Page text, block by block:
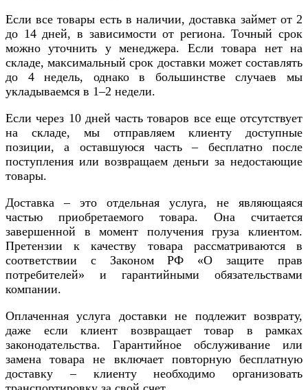
Если все товары есть в наличии, доставка займет от 2
до 14 дней, в зависимости от региона. Точный срок
можно уточнить у менеджера. Если товара нет на
складе, максимальный срок доставки может составлять
до 4 недель, однако в большинстве случаев мы
укладываемся в 1–2 недели.
Если через 10 дней часть товаров все еще отсутствует
на складе, мы отправляем клиенту доступные
позиции, а оставшуюся часть – бесплатно после
поступления или возвращаем деньги за недостающие
товары.
Доставка – это отдельная услуга, не являющаяся
частью приобретаемого товара. Она считается
завершенной в момент получения груза клиентом.
Претензии к качеству товара рассматриваются в
соответствии с Законом РФ «О защите прав
потребителей» и гарантийными обязательствами
компании.
Оплаченная услуга доставки не подлежит возврату,
даже если клиент возвращает товар в рамках
законодательства. Гарантийное обслуживание или
замена товара не включает повторную бесплатную
доставку – клиенту необходимо организовать